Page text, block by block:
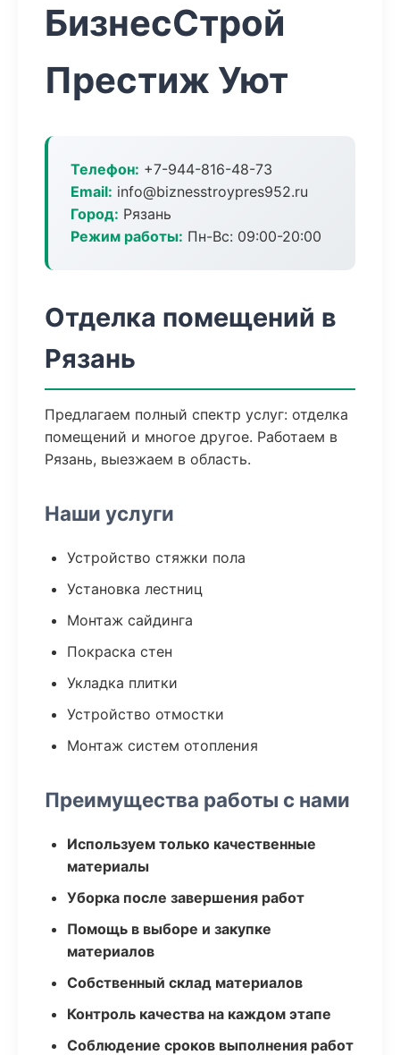
БизнесСтрой
Престиж Уют
Телефон: +7-944-816-48-73
Email: info@biznesstroypres952.ru
Город: Рязань
Режим работы: Пн-Вс: 09:00-20:00
Отделка помещений в
Рязань
Предлагаем полный спектр услуг: отделка
помещений и многое другое. Работаем в
Рязань, выезжаем в область.
Наши услуги
Устройство стяжки пола
Установка лестниц
Монтаж сайдинга
Покраска стен
Укладка плитки
Устройство отмостки
Монтаж систем отопления
Преимущества работы с нами
Используем только качественные
материалы
Уборка после завершения работ
Помощь в выборе и закупке
материалов
Собственный склад материалов
Контроль качества на каждом этапе
Соблюдение сроков выполнения работ